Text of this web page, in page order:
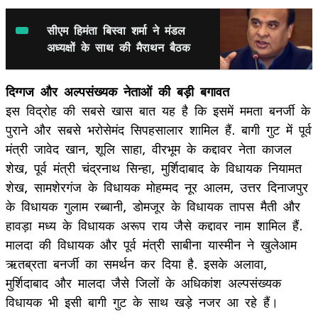
सीएम हिमंता बिस्वा शर्मा ने मंडल
अध्यक्षों के साथ की मैराथन बैठक
दिग्गज और अल्पसंख्यक नेताओं की बड़ी बगावत
इस विद्रोह की सबसे खास बात यह है कि इसमें ममता बनर्जी के
पुराने और सबसे भरोसेमंद सिपहसालार शामिल हैं. बागी गुट में पूर्व
मंत्री जावेद खान, शूलि साहा, वीरभूम के कद्दावर नेता काजल
शेख, पूर्व मंत्री चंद्रनाथ सिन्हा, मुर्शिदाबाद के विधायक नियामत
शेख, सामशेरगंज के विधायक मोहम्मद नूर आलम, उत्तर दिनाजपुर
के विधायक गुलाम रब्बानी, डोमजूर के विधायक तापस मैती और
हावड़ा मध्य के विधायक अरूप राय जैसे कद्दावर नाम शामिल हैं.
मालदा की विधायक और पूर्व मंत्री साबीना यास्मीन ने खुलेआम
ऋतब्रता बनर्जी का समर्थन कर दिया है. इसके अलावा,
मुर्शिदाबाद और मालदा जैसे जिलों के अधिकांश अल्पसंख्यक
विधायक भी इसी बागी गुट के साथ खड़े नजर आ रहे हैं।